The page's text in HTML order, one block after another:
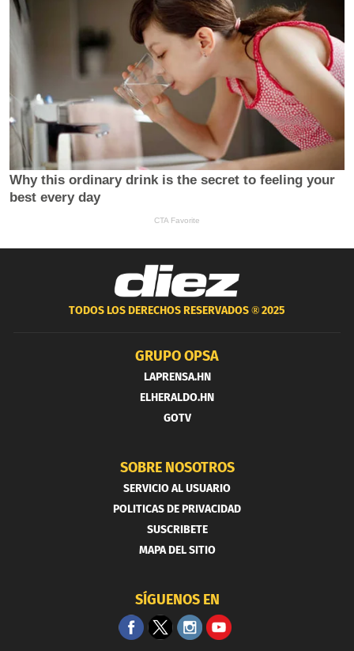
TODOS LOS DERECHOS RESERVADOS ®2025
GRUPO OPSA
LAPRENSA.HN
ELHERALDO.HN
GOTV
SOBRE NOSOTROS
SERVICIO AL USUARIO
POLITICAS DE PRIVACIDAD
SUSCRIBETE
MAPA DEL SITIO
SÍGUENOS EN